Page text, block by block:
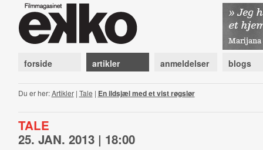
forside artikler anmeldelser blogs
Du er her:Artikler| Tale | En ildsjæl med et vist røgslør
TALE
25. JAN. 2013 | 18:00